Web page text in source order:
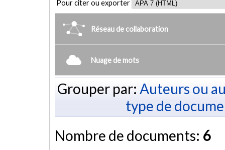
Pour citer ou exporter
Réseau de collaboration
Nuage de mots
Grouper par: Auteurs ou
type de
Nombre de documents: 6